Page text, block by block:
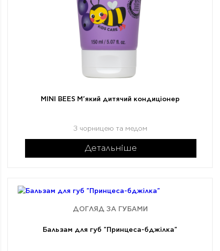
MINI BEES М’який дитячий кондиціонер
З чорницею та медом
Детальніше
ДОГЛЯД ЗА ГУБАМИ
Бальзам для губ "Принцеса-бджілка"